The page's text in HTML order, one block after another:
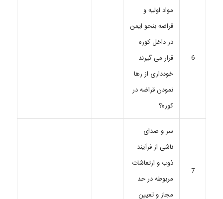
6
مواد اولیه و
قراضه بنحو ایمن
در داخل کوره
قرار می گیرند
خودداری از رها
نمودن قراضه در
کوره؟
7
سر و صدای
ناشی از فرآیند
ذوب و ارتعاشات
مربوطه در حد
مجاز و تعیین